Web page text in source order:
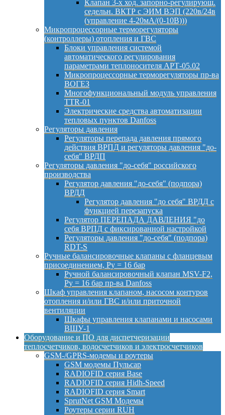
Клапан 3-х ход. запорно-регулирующ.
седельн. ВКТР с ЭИМ ВЭП (220в/24в
(управление 4-20мА/(0-10В)))
Микропроцессорные терморегуляторы
(контроллеры) отопления и ГВС
Блоки управления системой
автоматического регулирования
параметрами теплоносителя АРТ-05.02
Микропроцессорные терморегуляторы пр-ва
ВОГЕЗ
Многофункциональный модуль управления
TTR-01
Электрические средства автоматизации
тепловых пунктов Danfoss
Регуляторы давления
Регуляторы перепада давления прямого
действия ВРПД и регуляторы давления "до-
себя" ВРДП
Регуляторы давления "до-себя" российского
производства
Регулятор давления "до-себя" (подпора)
ВРДД
Регулятор давления "до себя" ВРДД с
функцией перезапуска
Регулятор ПЕРЕПАДА ДАВЛЕНИЯ "до
себя ВРПД с фиксированной настройкой
Регуляторы давления "до-себя" (подпора)
RDT-S
Ручные балансировочные клапаны с фланцевым
присоединением, Py = 16 бар
Ручной балансировочный клапан MSV-F2,
Py = 16 бар пр-ва Danfoss
Шкаф управления клапаном, насосом контуров
отопления и/или ГВС и/или приточной
вентиляции
Шкафы управления клапанами и насосами
ВШУ-1
Оборудование и ПО для диспетчеризации
теплосчетчиков, водосчетчиков и электросчетчиков
GSM-/GPRS-модемы и роутеры
GSM модемы Пульсар
RADIOFID серия Base
RADIOFID серия Hidh-Speed
RADIOFID серия Smart
SprutNet GSM Модемы
Роутеры серии RUH